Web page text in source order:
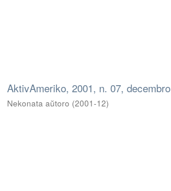
AktivAmeriko, 2001, n. 07, decembro
Nekonata aŭtoro (2001-12)